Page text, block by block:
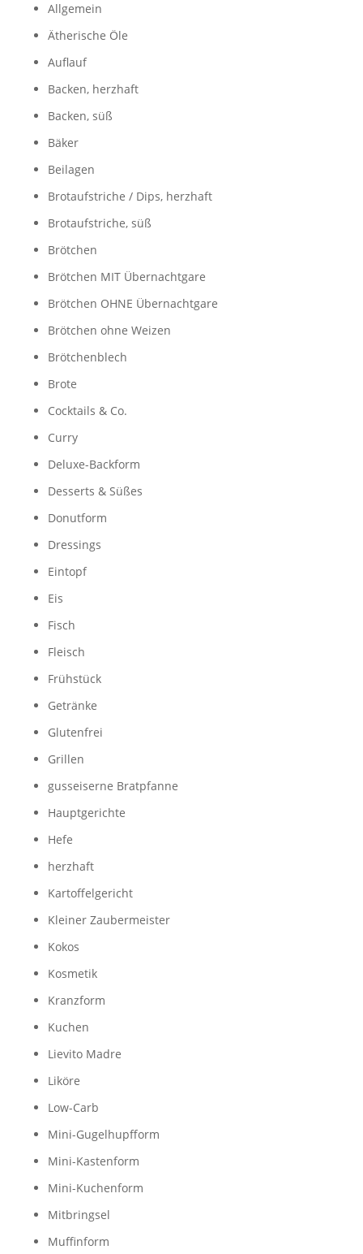
Allgemein
Ätherische Öle
Auflauf
Backen, herzhaft
Backen, süß
Bäker
Beilagen
Brotaufstriche / Dips, herzhaft
Brotaufstriche, süß
Brötchen
Brötchen MIT Übernachtgare
Brötchen OHNE Übernachtgare
Brötchen ohne Weizen
Brötchenblech
Brote
Cocktails & Co.
Curry
Deluxe-Backform
Desserts & Süßes
Donutform
Dressings
Eintopf
Eis
Fisch
Fleisch
Frühstück
Getränke
Glutenfrei
Grillen
gusseiserne Bratpfanne
Hauptgerichte
Hefe
herzhaft
Kartoffelgericht
Kleiner Zaubermeister
Kokos
Kosmetik
Kranzform
Kuchen
Lievito Madre
Liköre
Low-Carb
Mini-Gugelhupfform
Mini-Kastenform
Mini-Kuchenform
Mitbringsel
Muffinform